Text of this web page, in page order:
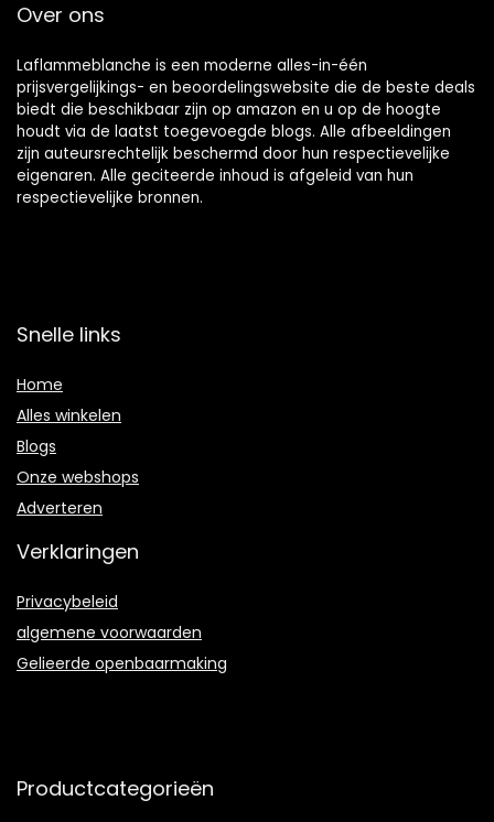
Over ons
Laflammeblanche is een moderne alles-in-één
prijsvergelijkings- en beoordelingswebsite die de beste deals
biedt die beschikbaar zijn op amazon en u op de hoogte
houdt via de laatst toegevoegde blogs. Alle afbeeldingen
zijn auteursrechtelijk beschermd door hun respectievelijke
eigenaren. Alle geciteerde inhoud is afgeleid van hun
respectievelijke bronnen.
Snelle links
Home
Alles winkelen
Blogs
Onze webshops
Adverteren
Verklaringen
Privacybeleid
algemene voorwaarden
Gelieerde openbaarmaking
Productcategorieën